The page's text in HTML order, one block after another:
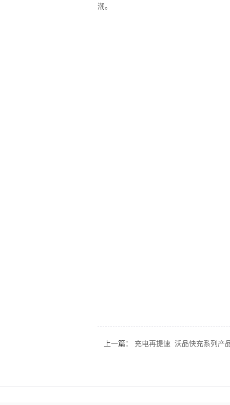
潮。
上一篇： 充电再提速 沃品快充系列产